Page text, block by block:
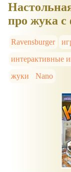
про жука с
Ravensburger
интерактивные
жуки
Nano